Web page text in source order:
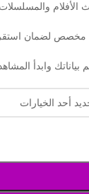
الأفلام
مخصص لضمان
بياناتك وابدأ